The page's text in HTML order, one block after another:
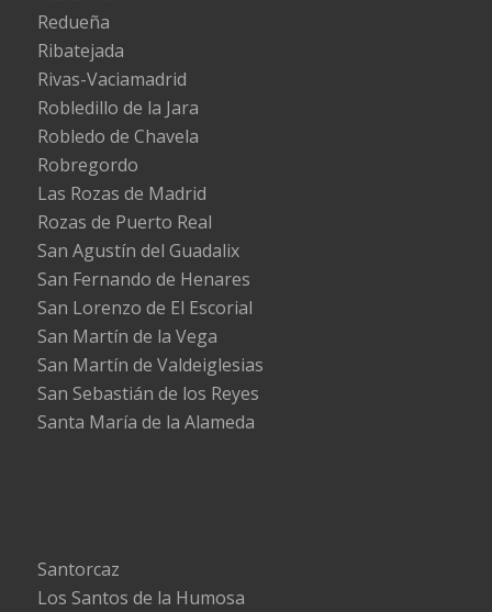
Redueña
Ribatejada
Rivas-Vaciamadrid
Robledillo de la Jara
Robledo de Chavela
Robregordo
Las Rozas de Madrid
Rozas de Puerto Real
San Agustín del Guadalix
San Fernando de Henares
San Lorenzo de El Escorial
San Martín de la Vega
San Martín de Valdeiglesias
San Sebastián de los Reyes
Santa María de la Alameda
Santorcaz
Los Santos de la Humosa